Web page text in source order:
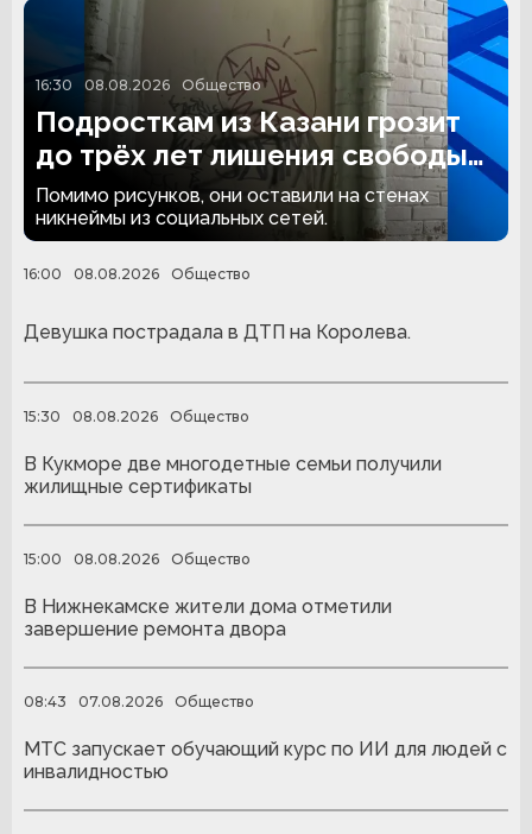
16:30 08.08.2026 Общество
Подросткам из Казани грозит
до трёх лет лишения свободы
за граффити
Помимо рисунков, они оставили на стенах
никнеймы из социальных сетей.
16:00 08.08.2026 Общество
Девушка пострадала в ДТП на Королева.
15:30 08.08.2026 Общество
В Кукморе две многодетные семьи получили
жилищные сертификаты
15:00 08.08.2026 Общество
В Нижнекамске жители дома отметили
завершение ремонта двора
08:43 07.08.2026 Общество
МТС запускает обучающий курс по ИИ для людей с
инвалидностью